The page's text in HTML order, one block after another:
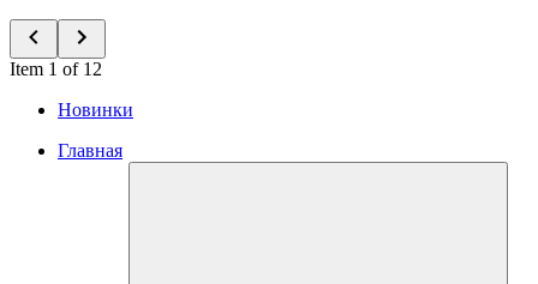
Item 1 of 12
Новинки
Главная